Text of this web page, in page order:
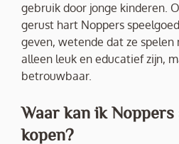
gebruik door jonge kinderen.
gerust hart Noppers
geven, wetende dat ze
alleen leuk en educatief zijn,
betrouwbaar.
Waar kan ik Noppers
kopen?